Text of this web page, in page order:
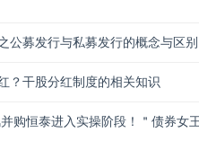
公募发行与私募发行的概念与区别
？干股分红制度的相关知识
购恒泰进入实操阶段！＂债券女